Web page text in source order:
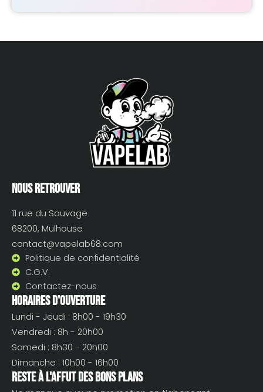
Nous retrouver
11 rue du Sauvage
68200, Mulhouse
contact@vapelab68.com
Politique de confidentialité
C.G.V.
Contactez-nous
Horaires d'ouverture
Lundi - Jeudi : 8h00 - 19h30
Vendredi : 8h - 20h00
Samedi : 8h30 - 20h00
Dimanche : 10h00 - 16h00
Reste à l'affut des bons plans